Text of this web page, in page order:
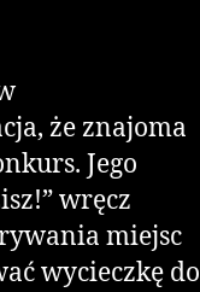
że znajoma
Jego
wręcz
miejsc
wycieczkę do